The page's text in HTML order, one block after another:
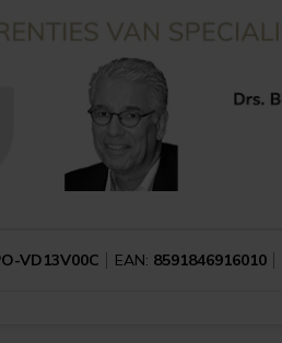
VD13V00C EAN: 8591846916010